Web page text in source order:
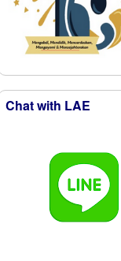
Chat with LAE